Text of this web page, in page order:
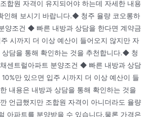
합원 자격이 유지되어야 하는데 자세한 내용
인해 보시기 바랍니다.◆ 청주 율량 코오롱하
양조건 ◆ 빠른 내방과 상담을 한다면 계약금
시까지 더 이상 예산이 들어오지 않지만 자
담을 통해 확인하는 것을 추천합니다.◆ 청
센트럴아파트 분양조건 ◆ 빠른 내방과 상담
만 있으면 입주 시까지 더 이상 예산이 들
내용은 내방과 상담을 통해 확인하는 것을
언급했지만 조합원 자격이 아니더라도 율량
아파트를 분양받을 수 있습니다.물론 가격은